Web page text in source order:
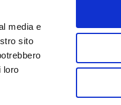
media e
sito
loro